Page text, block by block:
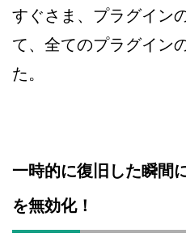
すぐさま、プラグイン
て、全てのプラグイン
た。
一時的に復旧した瞬間
を無効化！